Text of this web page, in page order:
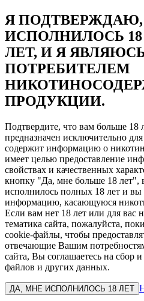
Я
ИСПОЛНИЛОСЬ
ЛЕТ, И Я
ПОТРЕБИТЕЛЕМ
ПРОДУКЦИИ.
Подтвердите, что вам больше 18
предназначен исключительно
содержит информацию о
имеет целью предоставление
свойствах и качественных
кнопку "Да, мне больше 18 лет",
исполнилось полных 18 лет и вы
информацию, касающуюся
Если вам нет 18 лет или для вас
тематика сайта, пожалуйста,
cookie-файлы, чтобы
отвечающие Вашим
сайта, Вы соглашаетесь на сбор
файлов и других данных.
ДА, МНЕ ИСПОЛНИЛОСЬ 18 ЛЕТ